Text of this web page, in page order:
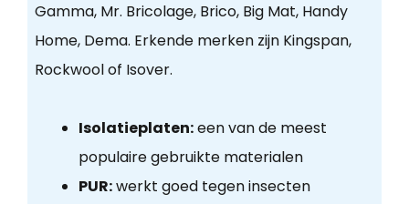
Gamma, Mr. Bricolage, Brico, Big Mat, Handy
Home, Dema. Erkende merken zijn Kingspan,
Rockwool of Isover.
Isolatieplaten:een van de meest
populaire gebruikte materialen
PUR:werkt goed tegen insecten